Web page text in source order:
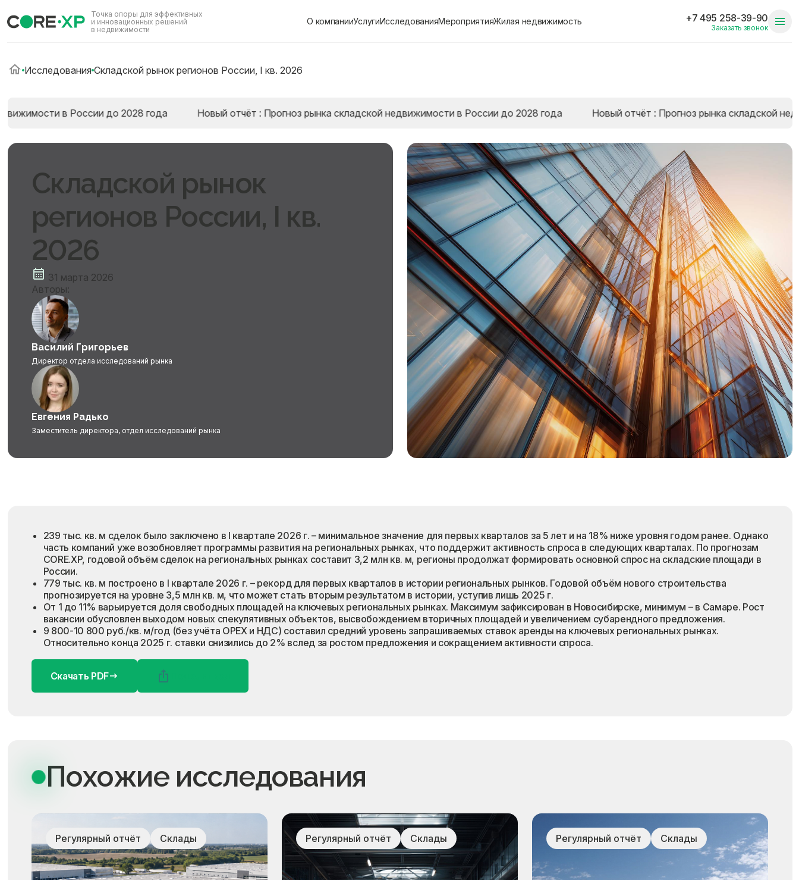
Точка опоры для эффективных
и инновационных решений
в недвижимости
О компанииУслугиИсследованияМероприятияЖилая недвижимость +7 495 258-39-90
Заказать звонок
Исследования Складской рынок регионов России, I кв. 2026
в России до 2028 года Новый отчёт : Прогноз рынка складской недвижимости в России до 2028 года Новый отчёт : Прогноз рынка складской
Складской рынок
регионов России, I кв.
2026
31 марта 2026
Авторы:
Василий Григорьев
Директор отдела исследований рынка
Евгения Радько
Заместитель директора, отдел исследований рынка
239 тыс. кв. м сделок было заключено в I квартале 2026 г. – минимальное значение для первых кварталов за 5 лет и на 18% ниже уровня годом ранее. Однако
часть компаний уже возобновляет программы развития на региональных рынках, что поддержит активность спроса в следующих кварталах. По прогнозам
CORE.XP, годовой объём сделок на региональных рынках составит 3,2 млн кв. м, регионы продолжат формировать основной спрос на складские площади в
России.
779 тыс. кв. м построено в I квартале 2026 г. – рекорд для первых кварталов в истории региональных рынков. Годовой объём нового строительства
прогнозируется на уровне 3,5 млн кв. м, что может стать вторым результатом в истории, уступив лишь 2025 г.
От 1 до 11% варьируется доля свободных площадей на ключевых региональных рынках. Максимум зафиксирован в Новосибирске, минимум – в Самаре. Рост
вакансии обусловлен выходом новых спекулятивных объектов, высвобождением вторичных площадей и увеличением субарендного предложения.
9 800-10 800 руб./кв. м/год (без учёта OPEX и НДС) составил средний уровень запрашиваемых ставок аренды на ключевых региональных рынках.
Относительно конца 2025 г. ставки снизились до 2% вслед за ростом предложения и сокращением активности спроса.
Скачать PDF
Похожие исследования
Регулярный отчёт Склады Регулярный отчёт Склады Регулярный отчёт Склады